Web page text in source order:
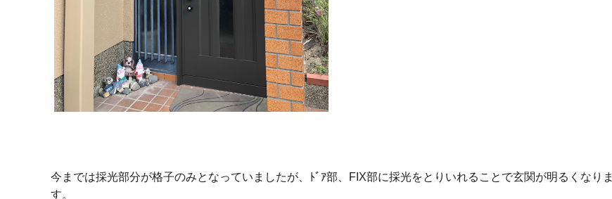
今までは採光部分が格子のみとなっていましたが、ﾄﾞｱ部、FIX部に採光をとりいれることで玄関が明るくなりま
す。